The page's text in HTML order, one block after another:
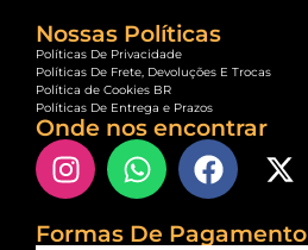
Nossas Políticas
Políticas De Privacidade
Políticas De Frete, Devoluções E Trocas
Política de Cookies BR
Políticas De Entrega e Prazos
Onde nos encontrar
Formas De Pagamento